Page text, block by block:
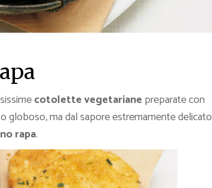
cotolette vegetariane preparate con
globoso, ma dal sapore estremamente delicato
rapa.